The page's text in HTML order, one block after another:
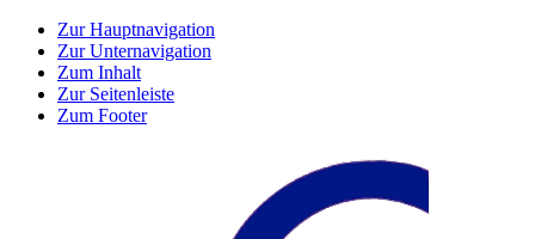
Zur Hauptnavigation
Zur Unternavigation
Zum Inhalt
Zur Seitenleiste
Zum Footer